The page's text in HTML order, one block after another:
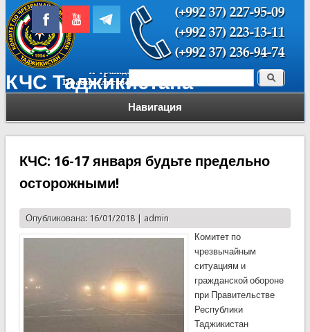
КЧС Таджикистана
Навигация
Форма поиска Поиск
КЧС: 16-17 января будьте предельно
осторожными!
Опубликована: 16/01/2018 | admin
Комитет по
чрезвычайным
ситуациям и
гражданской обороне
при Правительстве
Республики
Таджикистан